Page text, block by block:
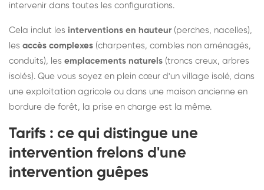
intervenir dans toutes les configurations.
Cela inclut les interventions en hauteur (perches, nacelles),
les accès complexes (charpentes, combles non aménagés,
conduits), les emplacements naturels (troncs creux, arbres
isolés). Que vous soyez en plein cœur d'un village isolé, dans
une exploitation agricole ou dans une maison ancienne en
bordure de forêt, la prise en charge est la même.
Tarifs : ce qui distingue une
intervention frelons d'une
intervention guêpes